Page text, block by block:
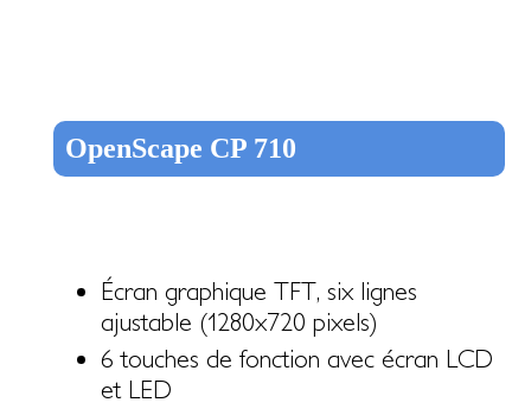
OpenScape CP 710
Écran graphique TFT, six lignes
ajustable (1280x720 pixels)
6 touches de fonction avec écran LCD
et LED